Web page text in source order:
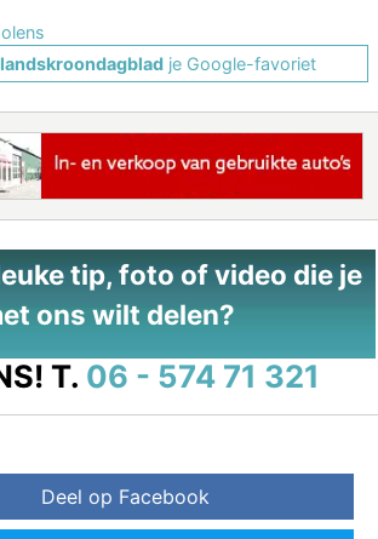
je Google-favoriet
tip, foto of video die je
ons wilt delen?
T. 06 - 574 71 321
Deel op Facebook